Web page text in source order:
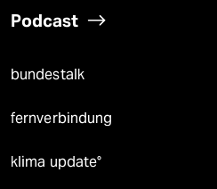
Podcast
bundestalk
fernverbindung
klima update°